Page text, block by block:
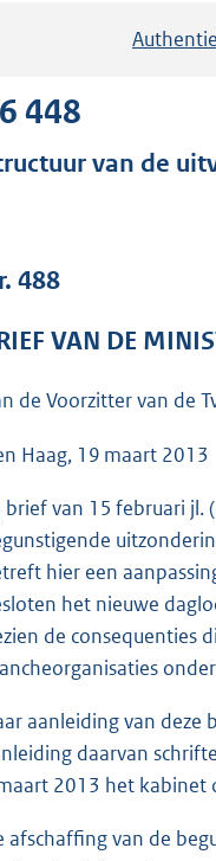
448
van de
488
VAN DE
de Voorzitter van de
Haag, 19 maart 2013
brief van 15 februari jl.
hier een
het nieuwe
de consequenties
aanleiding van deze
daarvan
2013 het kabinet
afschaffing van de